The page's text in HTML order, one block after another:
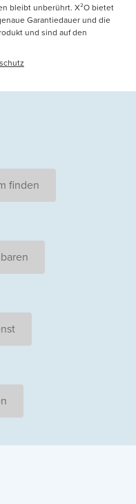
bleibt unberührt. X²O bietet
Garantiedauer und die
und sind auf den
finden